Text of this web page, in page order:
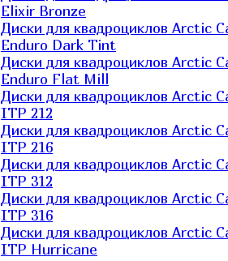
Elixir Bronze
Диски для квадроциклов Arctic
Enduro Dark Tint
Диски для квадроциклов Arctic
Enduro Flat Mill
Диски для квадроциклов Arctic
ITP 212
Диски для квадроциклов Arctic
ITP 216
Диски для квадроциклов Arctic
ITP 312
Диски для квадроциклов Arctic
ITP 316
Диски для квадроциклов Arctic
ITP Hurricane